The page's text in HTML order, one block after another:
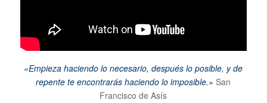
«Empieza haciendo lo necesario, después lo posible, y de
repente te encontrarás haciendo lo imposible.» San
Francisco de Asís